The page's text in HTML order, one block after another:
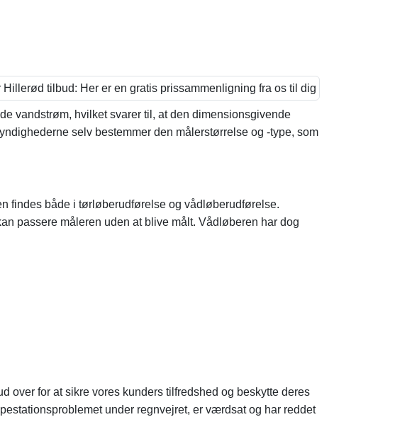
vandstrøm, hvilket svarer til, at den dimensionsgivende
selv bestemmer den målerstørrelse og -type, som
findes både i tørløberudførelse og vådløberudførelse.
passere måleren uden at blive målt. Vådløberen har dog
over for at sikre vores kunders tilfredshed og beskytte deres
under regnvejret, er værdsat og har reddet